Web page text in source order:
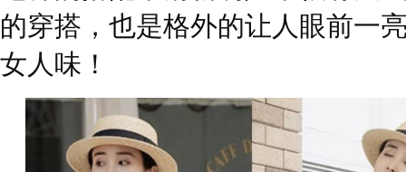
的穿搭，也是格外的让人眼前一
女人味！